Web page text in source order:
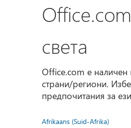
света
Office.com е наличен
страни/региони.
предпочитания за
Afrikaans (Suid-Afrika)